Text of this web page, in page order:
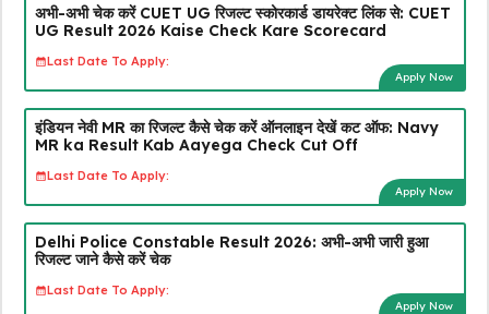
अभी-अभी चेक करें CUET UG रिजल्ट स्कोरकार्ड डायरेक्ट लिंक से: CUET
UG Result 2026 Kaise Check Kare Scorecard
Last Date To Apply:
Apply Now
इंडियन नेवी MR का रिजल्ट कैसे चेक करें ऑनलाइन देखें कट ऑफ: Navy
MR ka Result Kab Aayega Check Cut Off
Last Date To Apply:
Apply Now
Delhi Police Constable Result 2026: अभी-अभी जारी हुआ
रिजल्ट जाने कैसे करें चेक
Last Date To Apply:
Apply Now